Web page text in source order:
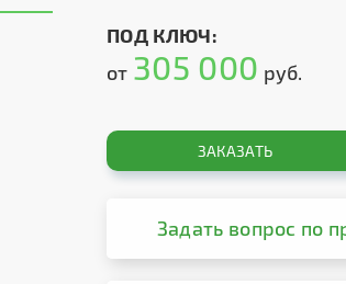
ПОД КЛЮЧ:
от 305 000 руб.
ЗАКАЗАТЬ
Задать вопрос по